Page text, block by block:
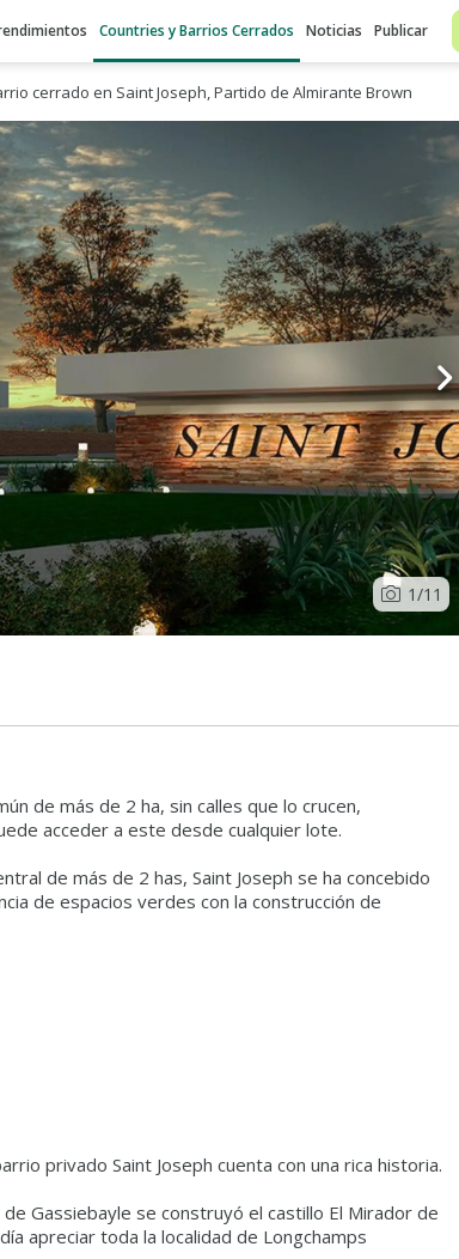
Countries y Barrios Cerrados Noticias Publicar
cerrado en Saint Joseph, Partido de Almirante Brown
1/11
de más de 2 ha, sin calles que lo crucen,
acceder a este desde cualquier lote.
de más de 2 has, Saint Joseph se ha concebido
de espacios verdes con la construcción de
privado Saint Joseph cuenta con una rica historia.
Gassiebayle se construyó el castillo El Mirador de
apreciar toda la localidad de Longchamps